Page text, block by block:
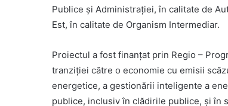
Publice și Administrației, în calitate de
Est, în calitate de Organism Intermediar.
Proiectul a fost finanțat prin Regio –
tranziției către o economie cu emisii
energetice, a gestionării inteligente a
publice, inclusiv în clădirile publice, și în